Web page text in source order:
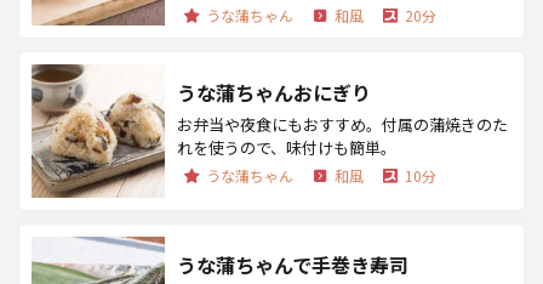
うな蒲ちゃん 和風 20分
うな蒲ちゃんおにぎり
お弁当や夜食にもおすすめ。付属の蒲焼きのた
れを使うので、味付けも簡単。
うな蒲ちゃん 和風 10分
うな蒲ちゃんで手巻き寿司